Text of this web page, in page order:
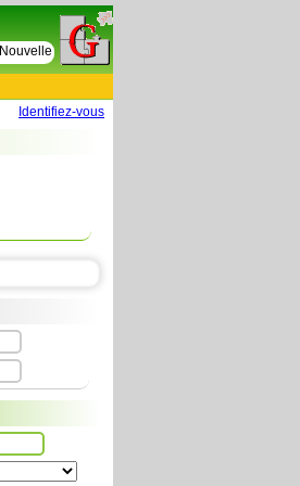
Nouvelles tables : 664 actes de D Le Cercueil
Identifiez-vous